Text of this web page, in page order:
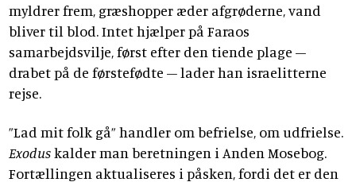
myldrer frem, græshopper æder afgrøderne, vand
bliver til blod. Intet hjælper på Faraos
samarbejdsvilje, først efter den tiende plage –
drabet på de førstefødte – lader han israelitterne
rejse.
”Lad mit folk gå” handler om befrielse, om udfrielse.
Exoduskalder man beretningen i Anden Mosebog.
Fortællingen aktualiseres i påsken, fordi det er den